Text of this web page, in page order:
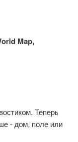
Map,
Теперь
- дом, поле или